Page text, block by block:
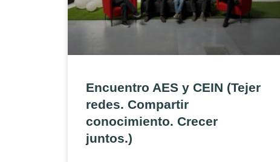
Encuentro AES y CEIN (Tejer
redes. Compartir
conocimiento. Crecer
juntos.)